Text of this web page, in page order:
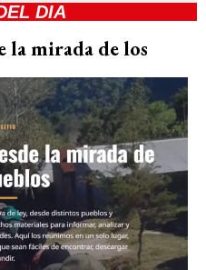
DIA
la mirada de los